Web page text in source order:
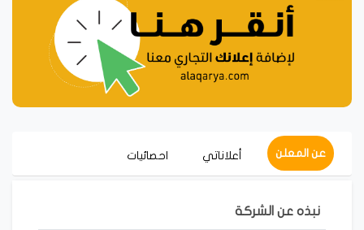
عن المعلن أعلاناتي احصائيات
نبذه عن الشركة